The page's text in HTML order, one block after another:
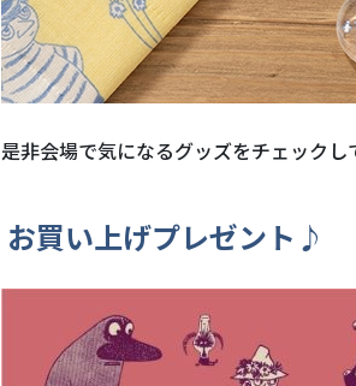
是非会場で気になるグッズをチェックし
お買い上げプレゼント♪